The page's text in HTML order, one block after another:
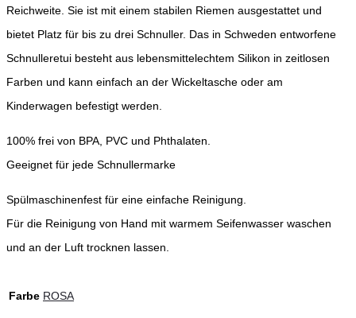
Reichweite. Sie ist mit einem stabilen Riemen ausgestattet und
bietet Platz für bis zu drei Schnuller. Das in Schweden entworfene
Schnulleretui besteht aus lebensmittelechtem Silikon in zeitlosen
Farben und kann einfach an der Wickeltasche oder am
Kinderwagen befestigt werden.
100% frei von BPA, PVC und Phthalaten.
Geeignet für jede Schnullermarke
Spülmaschinenfest für eine einfache Reinigung.
Für die Reinigung von Hand mit warmem Seifenwasser waschen
und an der Luft trocknen lassen.
Farbe ROSA